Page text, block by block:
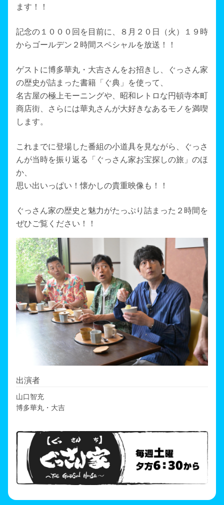
ます！！
記念の１０００回を目前に、８月２０日（火）１９時
からゴールデン２時間スペシャルを放送！！
ゲストに博多華丸・大吉さんをお招きし、ぐっさん家
の歴史が詰まった書籍「ぐ典」を使って、
名古屋の極上モーニングや、昭和レトロな円頓寺本町
商店街、さらには華丸さんが大好きなあるモノを満喫
します。
これまでに登場した番組の小道具を見ながら、ぐっさ
んが当時を振り返る「ぐっさん家お宝探しの旅」のほ
か、
思い出いっぱい！懐かしの貴重映像も！！
ぐっさん家の歴史と魅力がたっぷり詰まった２時間を
ぜひご覧ください！！
出演者
山口智充
博多華丸・大吉